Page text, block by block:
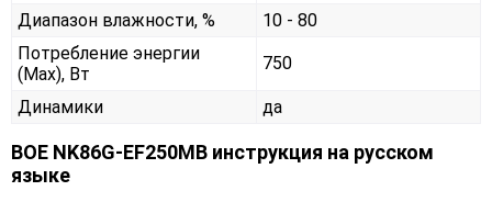
Диапазон влажности, %
10 - 80
Потребление энергии
(Max), Вт
750
Динамики да
BOE NK86G-EF250MB инструкция на русском
языке